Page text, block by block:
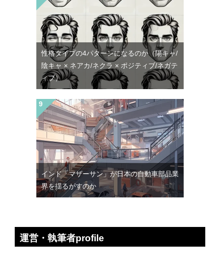
性格タイプの4パターンになるのか（陽キャ/
陰キャ × ネアカ/ネクラ × ポジティブ/ネガテ
ィブ）
インド「マザーサン」が日本の自動車部品業
界を揺るがすのか
運営・執筆者profile